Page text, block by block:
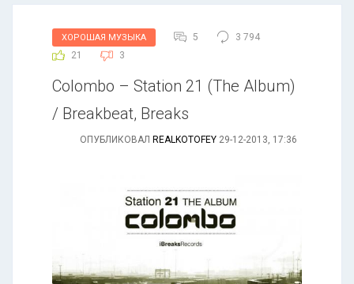
ХОРОШАЯ МУЗЫКА 5
3 794
21
3
Colombo – Station 21 (The Album)
/ Breakbeat, Breaks
ОПУБЛИКОВАЛ REALKOTOFEY 29-12-2013, 17:36